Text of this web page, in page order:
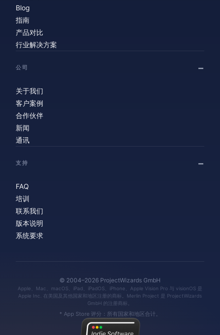
Blog
指南
产品对比
行业解决方案
公司
关于我们
客户案例
合作伙伴
新闻
通讯
支持
FAQ
培训
联系我们
版本说明
系统要求
© 2004–2026 ProjectWizards GmbH
Apple、Mac、macOS、iPad、iPadOS、iPhone、Apple Vision Pro 与 visionOS 是
Apple Inc. 在美国及其他国家和地区注册的商标。Merlin Project 是 ProjectWizards
GmbH 的注册商标。
* App Store 评分：所有国家和地区合计。